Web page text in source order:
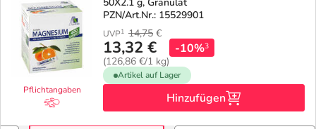
Pflichtangaben
PZN/Art.Nr.: 15529901
UVP1 14,75 €
13,32 €
(126,86 €/1 kg)
-10%3
Artikel auf Lager
Hinzufügen